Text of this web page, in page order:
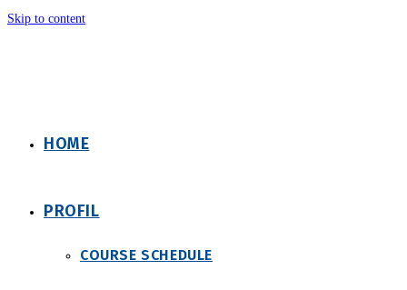
Skip to content
HOME
PROFIL
COURSE SCHEDULE